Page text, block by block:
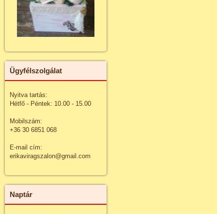
Ügyfélszolgálat
Nyitva tartás:
Hétfő - Péntek: 10.00 - 15.00
Mobilszám:
+36 30 6851 068
E-mail cím:
erikaviragszalon@gmail.com
Naptár